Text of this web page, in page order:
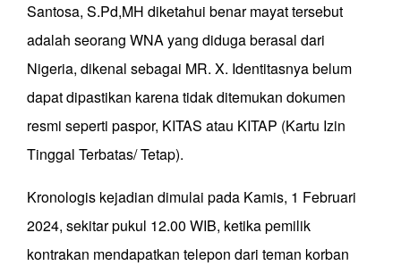
Santosa, S.Pd,MH diketahui benar mayat tersebut
adalah seorang WNA yang diduga berasal dari
Nigeria, dikenal sebagai MR. X. Identitasnya belum
dapat dipastikan karena tidak ditemukan dokumen
resmi seperti paspor, KITAS atau KITAP (Kartu Izin
Tinggal Terbatas/ Tetap).
Kronologis kejadian dimulai pada Kamis, 1 Februari
2024, sekitar pukul 12.00 WIB, ketika pemilik
kontrakan mendapatkan telepon dari teman korban